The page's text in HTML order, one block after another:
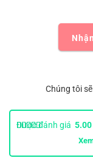
Chúng tôi
Được đánh giá 5.00